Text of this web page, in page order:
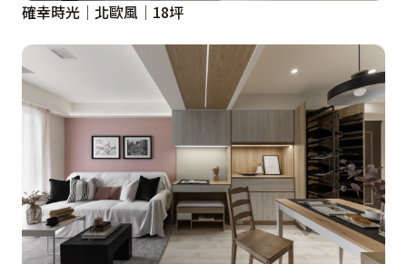
確幸時光│北歐風│18坪